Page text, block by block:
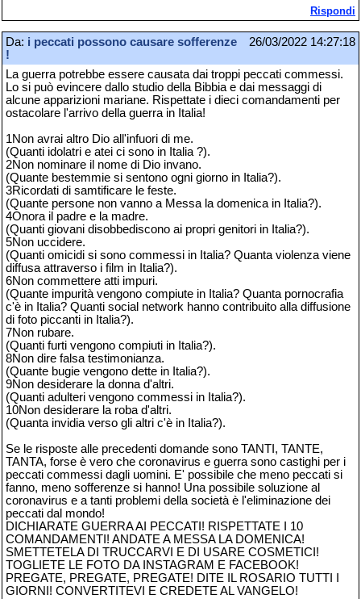
Rispondi
Da: i peccati possono causare sofferenze
!
26/03/2022 14:27:18
La guerra potrebbe essere causata dai troppi peccati commessi.
Lo si può evincere dallo studio della Bibbia e dai messaggi di
alcune apparizioni mariane. Rispettate i dieci comandamenti per
ostacolare l'arrivo della guerra in Italia!
1Non avrai altro Dio all'infuori di me.
(Quanti idolatri e atei ci sono in Italia ?).
2Non nominare il nome di Dio invano.
(Quante bestemmie si sentono ogni giorno in Italia?).
3Ricordati di samtificare le feste.
(Quante persone non vanno a Messa la domenica in Italia?).
4Onora il padre e la madre.
(Quanti giovani disobbediscono ai propri genitori in Italia?).
5Non uccidere.
(Quanti omicidi si sono commessi in Italia? Quanta violenza viene
diffusa attraverso i film in Italia?).
6Non commettere atti impuri.
(Quante impurità vengono compiute in Italia? Quanta pornocrafia
c'è in Italia? Quanti social network hanno contribuito alla diffusione
di foto piccanti in Italia?).
7Non rubare.
(Quanti furti vengono compiuti in Italia?).
8Non dire falsa testimonianza.
(Quante bugie vengono dette in Italia?).
9Non desiderare la donna d'altri.
(Quanti adulteri vengono commessi in Italia?).
10Non desiderare la roba d'altri.
(Quanta invidia verso gli altri c'è in Italia?).
Se le risposte alle precedenti domande sono TANTI, TANTE,
TANTA, forse è vero che coronavirus e guerra sono castighi per i
peccati commessi dagli uomini. E' possibile che meno peccati si
fanno, meno sofferenze si hanno! Una possibile soluzione al
coronavirus e a tanti problemi della società è l'eliminazione dei
peccati dal mondo!
DICHIARATE GUERRA AI PECCATI! RISPETTATE I 10
COMANDAMENTI! ANDATE A MESSA LA DOMENICA!
SMETTETELA DI TRUCCARVI E DI USARE COSMETICI!
TOGLIETE LE FOTO DA INSTAGRAM E FACEBOOK!
PREGATE, PREGATE, PREGATE! DITE IL ROSARIO TUTTI I
GIORNI! CONVERTITEVI E CREDETE AL VANGELO!